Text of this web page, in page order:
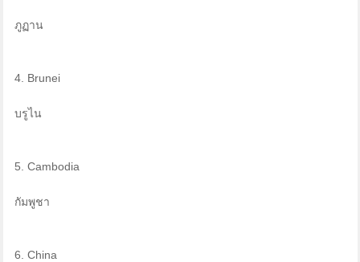
ภูฏาน
4. Brunei
บรูไน
5. Cambodia
กัมพูชา
6. China